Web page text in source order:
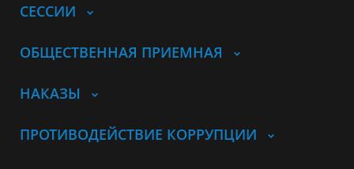
СЕССИИ
ОБЩЕСТВЕННАЯ ПРИЕМНАЯ
НАКАЗЫ
ПРОТИВОДЕЙСТВИЕ КОРРУПЦИИ